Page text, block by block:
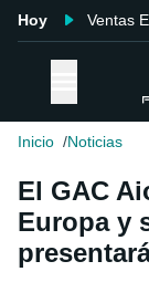
Hoy Ventas
Inicio Noticias
El GAC
Europa y